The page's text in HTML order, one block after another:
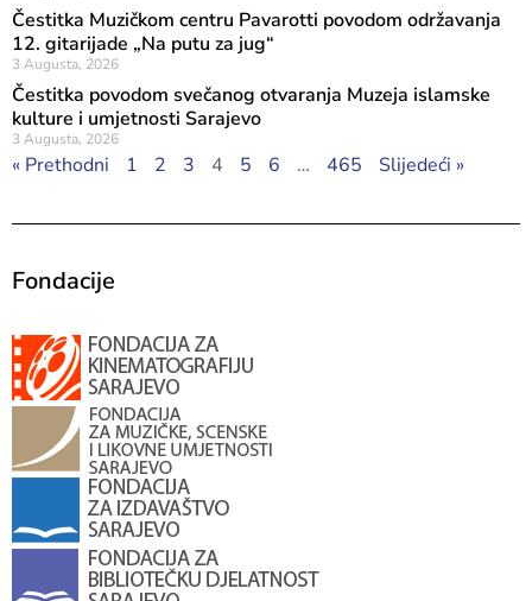
Čestitka Muzičkom centru Pavarotti povodom održavanja
12. gitarijade „Na putu za jug“
3 Augusta, 2026
Čestitka povodom svečanog otvaranja Muzeja islamske
kulture i umjetnosti Sarajevo
3 Augusta, 2026
« Prethodni 1 2 3 4 5 6 … 465 Slijedeći »
Fondacije